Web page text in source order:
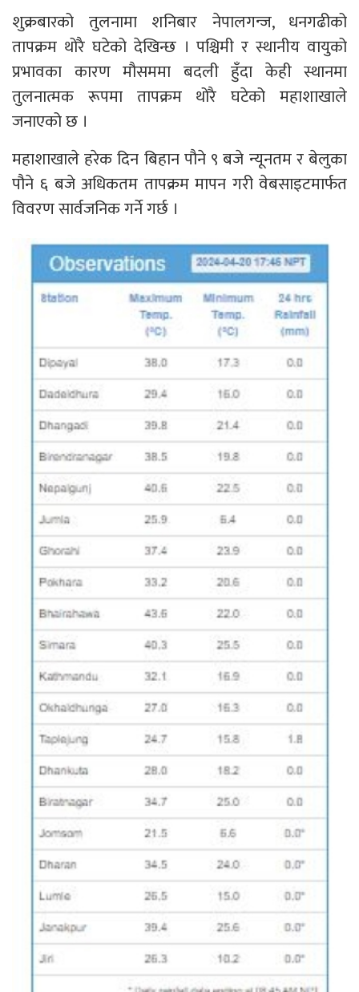
शुक्रबारको तुलनामा शनिबार नेपालगन्ज, धनगढीको
तापक्रम थोरै घटेको देखिन्छ । पश्चिमी र स्थानीय वायुको
प्रभावका कारण मौसममा बदली हुँदा केही स्थानमा
तुलनात्मक रूपमा तापक्रम थोरै घटेको महाशाखाले
जनाएको छ ।
महाशाखाले हरेक दिन बिहान पौने ९ बजे न्यूनतम र बेलुका
पौने ६ बजे अधिकतम तापक्रम मापन गरी वेबसाइटमार्फत
विवरण सार्वजनिक गर्ने गर्छ ।